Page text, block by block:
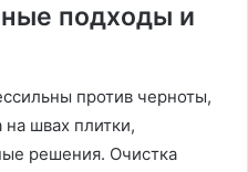
подходы и
против черноты,
швах плитки,
решения. Очистка